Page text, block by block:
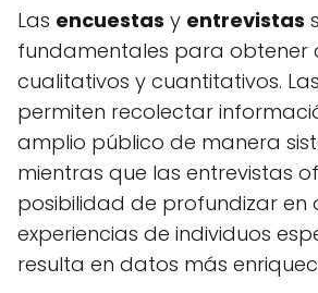
Las encuestas y entrevistas
fundamentales para obtener
cualitativos y cuantitativos.
permiten recolectar
amplio público de manera
mientras que las entrevistas
posibilidad de profundizar en
experiencias de individuos
resulta en datos más